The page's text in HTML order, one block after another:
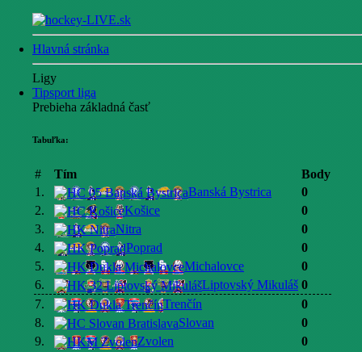
Hlavná stránka
Ligy
Tipsport liga
Prebieha základná časť
Tabuľka:
# Tím
Body
1.
Banská Bystrica
0
2.
Košice
0
3.
Nitra
0
4.
Poprad
0
5.
Michalovce
0
6.
Liptovský Mikuláš 0
7.
Trenčín
0
8.
Slovan
0
9.
Zvolen
0